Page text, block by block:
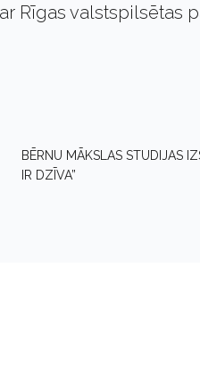
Rīgas valstspilsētas
BĒRNU MĀKSLAS STUDIJAS
IR DZĪVA”